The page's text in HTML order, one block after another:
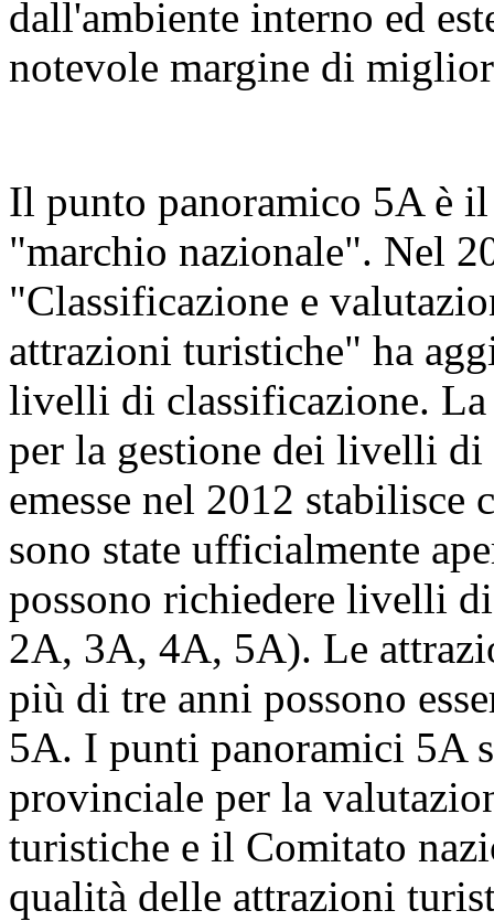
dall'ambiente interno ed
notevole margine di
Il punto panoramico 5A è
"marchio nazionale". Nel
"Classificazione e
attrazioni turistiche" ha
livelli di classificazione.
per la gestione dei livelli
emesse nel 2012
sono state ufficialmente
possono richiedere livelli
2A, 3A, 4A, 5A). Le
più di tre anni possono
5A. I punti panoramici 5A
provinciale per la
turistiche e il Comitato
qualità delle attrazioni